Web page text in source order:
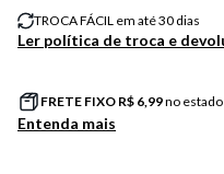
TROCA FÁCIL em até 30 dias
Ler política de troca e
FRETE FIXO R$ 6,99no estado
Entenda mais